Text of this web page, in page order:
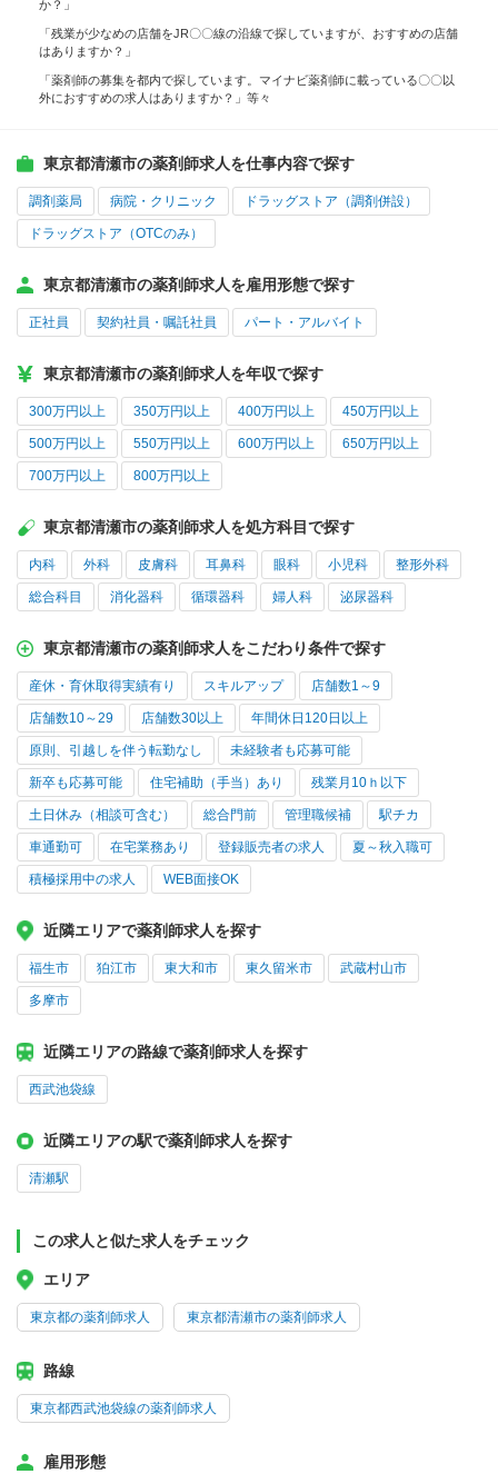
か？」
「残業が少なめの店舗をJR〇〇線の沿線で探していますが、おすすめの店舗
はありますか？」
「薬剤師の募集を都内で探しています。マイナビ薬剤師に載っている〇〇以
外におすすめの求人はありますか？」等々
東京都清瀬市の薬剤師求人を仕事内容で探す
調剤薬局 病院・クリニック ドラッグストア（調剤併設）
ドラッグストア（OTCのみ）
東京都清瀬市の薬剤師求人を雇用形態で探す
正社員 契約社員・嘱託社員 パート・アルバイト
東京都清瀬市の薬剤師求人を年収で探す
300万円以上 350万円以上 400万円以上 450万円以上
500万円以上 550万円以上 600万円以上 650万円以上
700万円以上 800万円以上
東京都清瀬市の薬剤師求人を処方科目で探す
内科 外科 皮膚科 耳鼻科 眼科 小児科 整形外科
総合科目 消化器科 循環器科 婦人科 泌尿器科
東京都清瀬市の薬剤師求人をこだわり条件で探す
産休・育休取得実績有り スキルアップ 店舗数1～9
店舗数10～29 店舗数30以上 年間休日120日以上
原則、引越しを伴う転勤なし 未経験者も応募可能
新卒も応募可能 住宅補助（手当）あり 残業月10ｈ以下
土日休み（相談可含む） 総合門前 管理職候補 駅チカ
車通勤可 在宅業務あり 登録販売者の求人 夏～秋入職可
積極採用中の求人 WEB面接OK
近隣エリアで薬剤師求人を探す
福生市 狛江市 東大和市 東久留米市 武蔵村山市
多摩市
近隣エリアの路線で薬剤師求人を探す
西武池袋線
近隣エリアの駅で薬剤師求人を探す
清瀬駅
この求人と似た求人をチェック
エリア
東京都の薬剤師求人 東京都清瀬市の薬剤師求人
路線
東京都西武池袋線の薬剤師求人
雇用形態